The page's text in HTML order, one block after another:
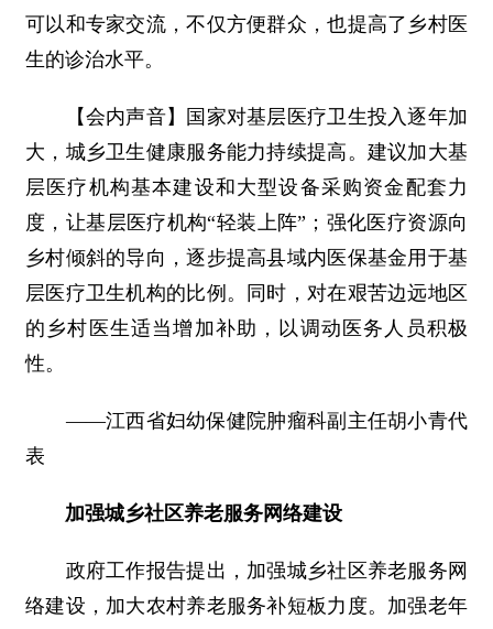
可以和专家交流，不仅方便群众，也提高了乡村医
生的诊治水平。
【会内声音】国家对基层医疗卫生投入逐年加
大，城乡卫生健康服务能力持续提高。建议加大基
层医疗机构基本建设和大型设备采购资金配套力
度，让基层医疗机构“轻装上阵”；强化医疗资源向
乡村倾斜的导向，逐步提高县域内医保基金用于基
层医疗卫生机构的比例。同时，对在艰苦边远地区
的乡村医生适当增加补助，以调动医务人员积极
性。
――江西省妇幼保健院肿瘤科副主任胡小青代
表
加强城乡社区养老服务网络建设
政府工作报告提出，加强城乡社区养老服务网
络建设，加大农村养老服务补短板力度。加强老年